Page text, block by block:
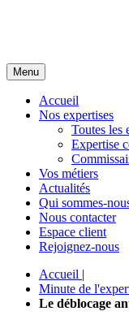
Menu
Accueil
Nos expertises
Toutes les
Expertise
Vos métiers
Actualités
Qui sommes-
Nous contacter
Espace client
Rejoignez-nous
Accueil |
Minute de
Le déblocage